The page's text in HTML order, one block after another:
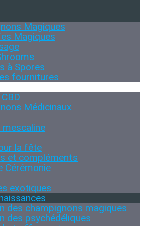
Magiques
Magiques
à Spores
fournitures
Médicinaux
mescaline
la fête
et compléments
Cérémonie
exotiques
des champignons magiques
des psychédéliques